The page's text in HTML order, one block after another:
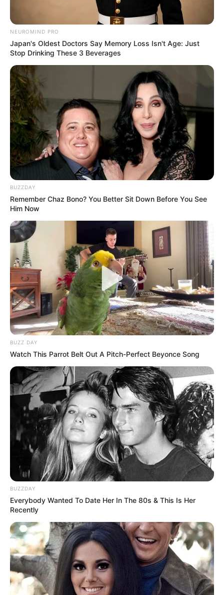
NEUROMIND PRO
Japan's Oldest Doctors Say Memory Loss Isn't Age: Just
Stop Drinking These 3 Beverages
BUZZDAY
Remember Chaz Bono? You Better Sit Down Before You See
Him Now
BUZZ DAY
Watch This Parrot Belt Out A Pitch-Perfect Beyonce Song
BUZZDAY
Everybody Wanted To Date Her In The 80s & This Is Her
Recently